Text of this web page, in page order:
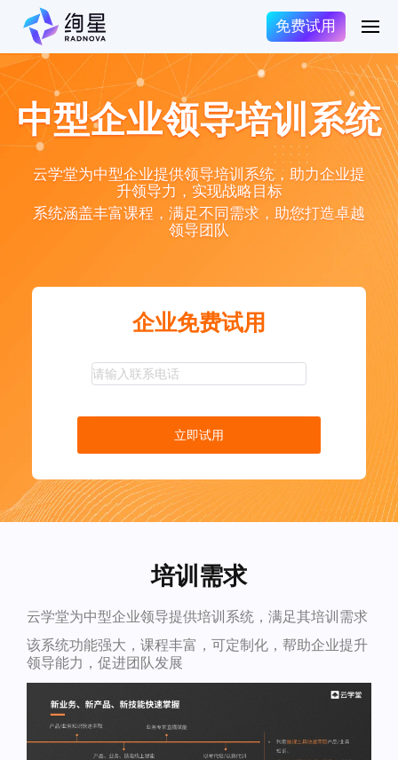
免费试用
中型企业领导培训系统
云学堂为中型企业提供领导培训系统，助力企业提
升领导力，实现战略目标
系统涵盖丰富课程，满足不同需求，助您打造卓越
领导团队
企业免费试用
立即试用
培训需求
云学堂为中型企业领导提供培训系统，满足其培训需求
该系统功能强大，课程丰富，可定制化，帮助企业提升
领导能力，促进团队发展